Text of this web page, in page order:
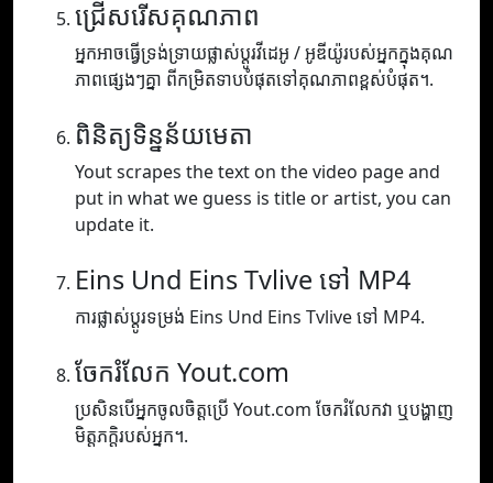
ជ្រើសរើសគុណភាព
អ្នកអាចធ្វើទ្រង់ទ្រាយផ្លាស់ប្តូរវីដេអូ / អូឌីយ៉ូរបស់អ្នកក្នុងគុណ
ភាពផ្សេងៗគ្នា ពីកម្រិតទាបបំផុតទៅគុណភាពខ្ពស់បំផុត។.
ពិនិត្យទិន្នន័យមេតា
Yout scrapes the text on the video page and
put in what we guess is title or artist, you can
update it.
Eins Und Eins Tvlive ទៅ MP4
ការផ្លាស់ប្តូរទម្រង់ Eins Und Eins Tvlive ទៅ MP4.
ចែករំលែក Yout.com
ប្រសិនបើអ្នកចូលចិត្តប្រើ Yout.com ចែករំលែកវា ឬបង្ហាញ
មិត្តភក្តិរបស់អ្នក។.